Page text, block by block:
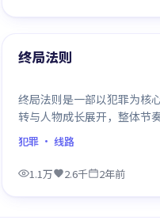
最新
终局法则
终局法则是一部以犯罪为核
转与人物成长展开，整体节
犯罪 · 线路
1.1万 2.6千 2年前